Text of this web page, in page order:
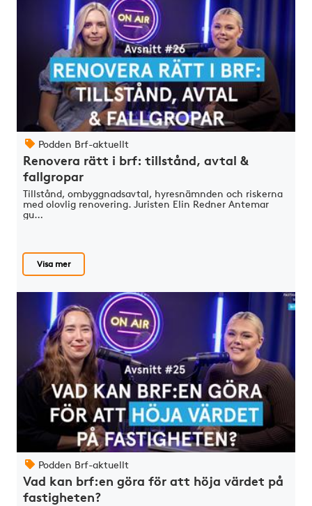
Podden Brf-aktuellt
Renovera rätt i brf: tillstånd, avtal &
fallgropar
Tillstånd, ombyggnadsavtal, hyresnämnden och riskerna
med olovlig renovering. Juristen Elin Redner Antemar
gu…
Visa mer
Podden Brf-aktuellt
Vad kan brf:en göra för att höja värdet på
fastigheten?